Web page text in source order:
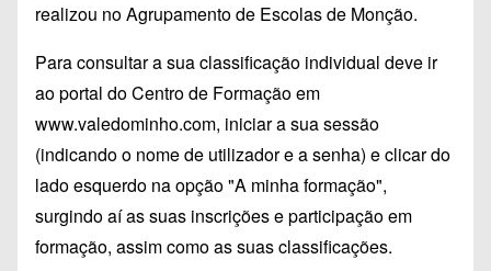
realizou no Agrupamento de Escolas de Monção.
Para consultar a sua classificação individual deve ir
ao portal do Centro de Formação em
www.valedominho.com, iniciar a sua sessão
(indicando o nome de utilizador e a senha) e clicar do
lado esquerdo na opção "A minha formação",
surgindo aí as suas inscrições e participação em
formação, assim como as suas classificações.